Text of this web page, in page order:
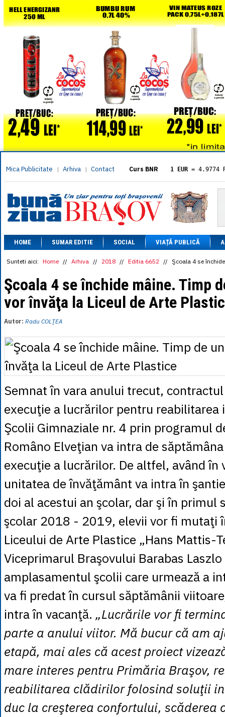
Mica Publicitate | Arhiva | Contact Curs BNR 1 EUR = 4.9774
= 5.8304
1 XAU= 464.4611
1 AED= 1.1933
1 AUD= 2.7957
1 BGN= 2.5449
1 CAD= 3.1559
1 CHF= 5.2813
1 CNY= 0.6015
1 DKK= 0.6668
1 EGP
= 0.0860
1 HUF= 1.2223
1 INR = 0.0513
1 MXN
= 0.2227
1 NOK= 0.4191
1 PLN
1 RSD= 0.0425
1 RUB= 0.0530
1 SEK = 0.4526
1 TRY = 0.1141
1 UAH = 0.1048
1 XDR
= 5.9383
1 ZAR= 0.2318
HOME SUMAR EDITIE SOCIAL VIAȚĂ PUBLICĂ
Sunteti aici: Home // Arhiva // 2018 // Editia 6652 // Şcoala 4 se
Şcoala 4 se închide mâine. Timp
vor învăţa la Liceul de Arte
Autor: Radu COLŢEA
Semnat în vara anului trecut,
execuţie a lucrărilor pentru reabilitarea
Şcolii Gimnaziale nr. 4 prin programul
Româno Elveţian va intra de
execuţie a lucrărilor. De altfel, având în
unitatea de învăţământ va intra în
doi al acestui an şcolar, dar şi în primul
şcolar 2018 - 2019, elevii vor fi mutaţi
Liceului de Arte Plastice „Hans Mattis-
Viceprimarul Braşovului Barabas
amplasamentul şcolii care urmează a
va fi predat în cursul săptămânii
intra în vacanţă. „Lucrările vor fi
parte a anului viitor. Mă bucur că am
etapă, mai ales că acest proiect
mare interes pentru Primăria Braşov,
reabilitarea clădirilor folosind soluţii
duc la creşterea confortului, scăderea